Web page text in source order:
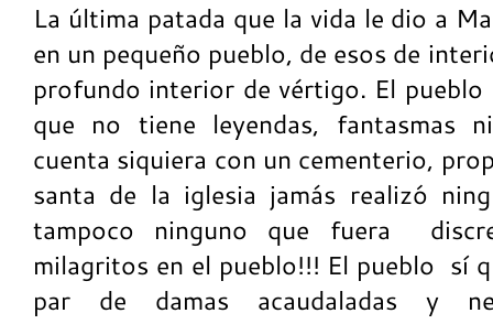
La última patada que la vida le dio a
en un pequeño pueblo, de esos de
profundo interior de vértigo. El
que no tiene leyendas, fantasmas
cuenta siquiera con un cementerio,
santa de la iglesia jamás realizó
tampoco ninguno que fuera
milagritos en el pueblo!!! El pueblo sí
par de damas acaudaladas y